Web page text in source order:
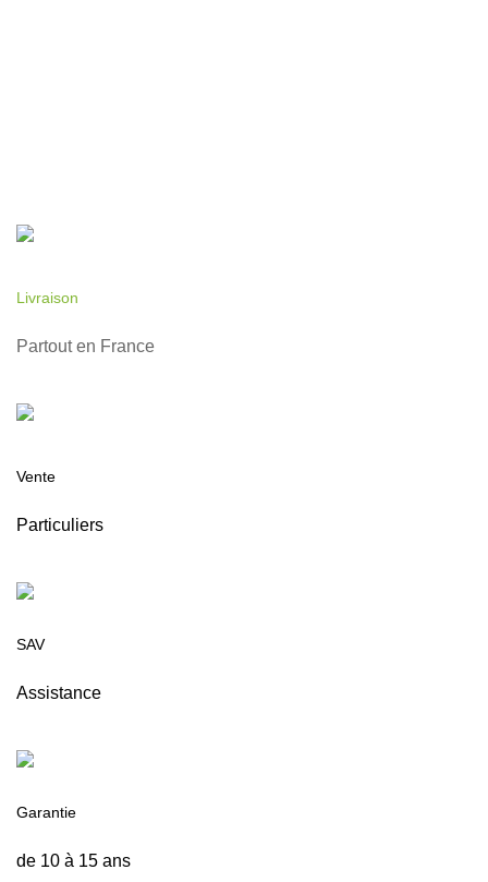
Livraison
Partout en France
Vente
Particuliers
SAV
Assistance
Garantie
de 10 à 15 ans